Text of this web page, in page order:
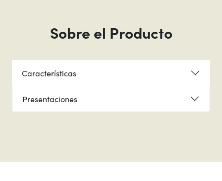
Sobre el Producto
Características
Presentaciones